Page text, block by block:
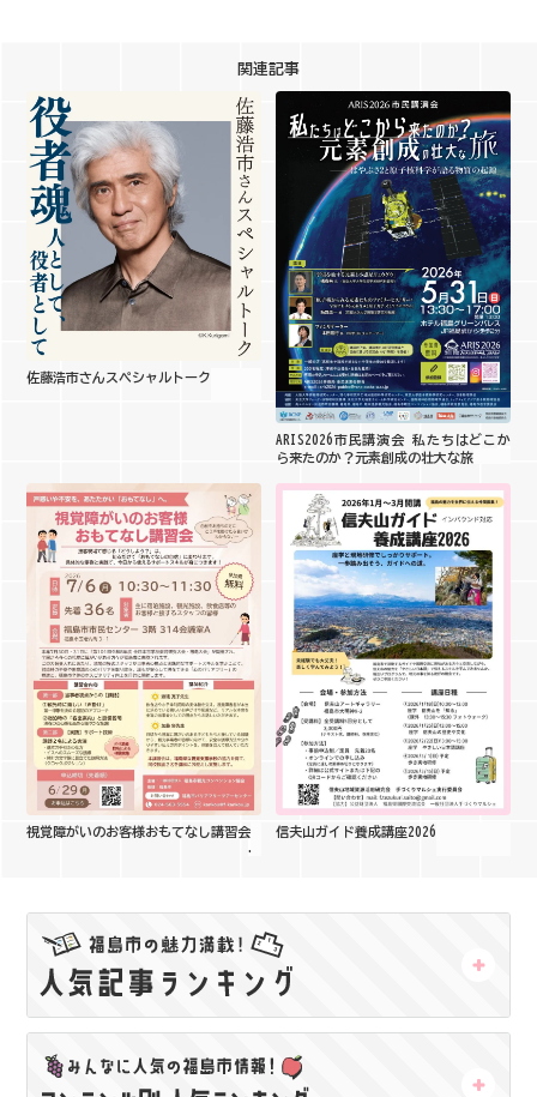
関連記事
佐藤浩市さんスペシャルトーク
ARIS2026市民講演会 私たちはどこか
ら来たのか？元素創成の壮大な旅
視覚障がいのお客様おもてなし講習会 信夫山ガイド養成講座2026